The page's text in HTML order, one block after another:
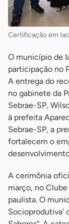
Certificação em
O município de
participação no
A entrega do
no gabinete da
Sebrae-SP,
à prefeita
Sebrae-SP, a
fortalecem o
A cerimônia
março, no
paulista. O
Socioprodutiva’